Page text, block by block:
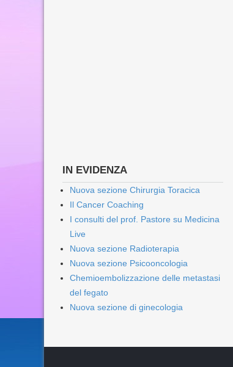
IN EVIDENZA
Nuova sezione Chirurgia Toracica
Il Cancer Coaching
I consulti del prof. Pastore su Medicina
Live
Nuova sezione Radioterapia
Nuova sezione Psicooncologia
Chemioembolizzazione delle metastasi
del fegato
Nuova sezione di ginecologia